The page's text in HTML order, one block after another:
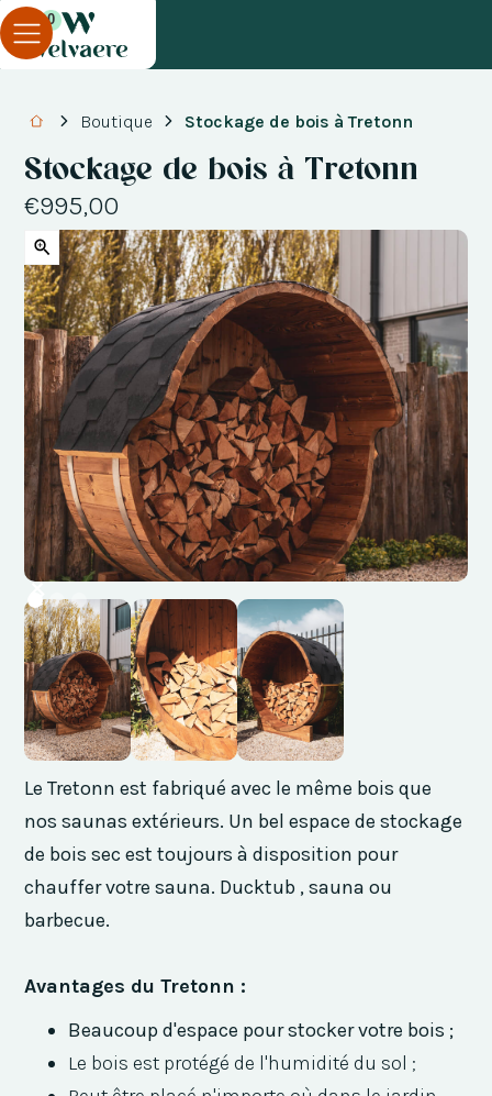
0
Boutique Stockage de bois à Tretonn
Stockage de bois à Tretonn
€995,00
Le Tretonn est fabriqué avec le même bois que
nos saunas extérieurs. Un bel espace de stockage
de bois sec est toujours à disposition pour
chauffer votre sauna. Ducktub , sauna ou
barbecue.
Avantages du Tretonn :
Beaucoup d'espace pour stocker votre bois ;
Le bois est protégé de l'humidité du sol ;